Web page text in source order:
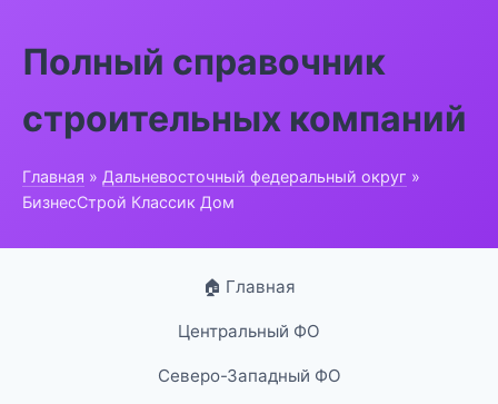
Полный справочник
строительных компаний
Главная » Дальневосточный федеральный округ »
БизнесСтрой Классик Дом
🏠 Главная
Центральный ФО
Северо-Западный ФО